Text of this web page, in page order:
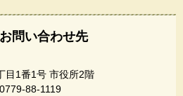
問い合わせ先
目1番1号 市役所2階
88-1119